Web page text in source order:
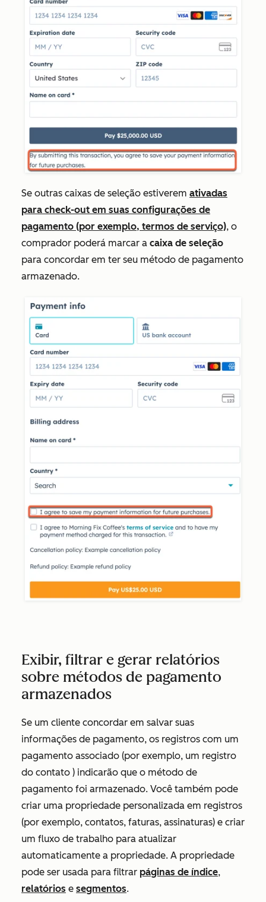
Se outras caixas de seleção estiverem ativadas
para check-out em suas configurações de
pagamento (por exemplo, termos de serviço), o
comprador poderá marcar a caixa de seleção
para concordar em ter seu método de pagamento
armazenado.
Exibir, filtrar e gerar relatórios
sobre métodos de pagamento
armazenados
Se um cliente concordar em salvar suas
informações de pagamento, os registros com um
pagamento associado (por exemplo, um registro
do contato ) indicarão que o método de
pagamento foi armazenado. Você também pode
criar uma propriedade personalizada em registros
(por exemplo, contatos, faturas, assinaturas) e criar
um fluxo de trabalho para atualizar
automaticamente a propriedade. A propriedade
pode ser usada para filtrar páginas de índice,
relatórios e segmentos.